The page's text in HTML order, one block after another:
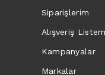
Siparişlerim
Alışveriş Listem
Kampanyalar
Markalar